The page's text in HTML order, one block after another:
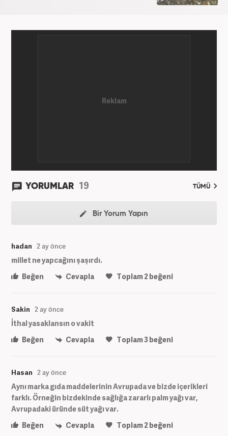
YORUMLAR 19 TÜMÜ
Bir Yorum Yapın
hadan 2 ay önce
millet ne yapcağını şaşırdı.
Beğen
Cevapla Toplam2 beğeni
Sakin 2 ay önce
İthal yasaklansın o vakit
Beğen
Cevapla Toplam3beğeni
Hasan 2 ay önce
Aynı marka gıda maddelerinin Avrupada ve bizde içerikleri
farklı. Örneğin bizdekinde sağlığa zararlı palm yağı var,
Avrupadaki üründe süt yağı var.
Beğen
Cevapla Toplam2beğeni